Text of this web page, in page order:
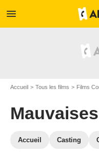
menu
Accueil Tous les films Films
Accueil Casting